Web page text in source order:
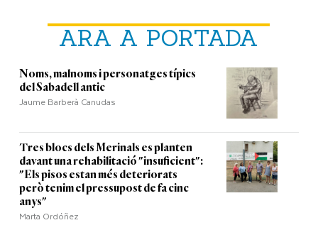
ARA A PORTADA
Noms, malnoms i personatges típics
del Sabadell antic
Jaume Barberà Canudas
Tres blocs dels Merinals es planten
davant una rehabilitació "insuficient":
"Els pisos estan més deteriorats
però tenim el pressupost de fa cinc
anys"
Marta Ordóñez